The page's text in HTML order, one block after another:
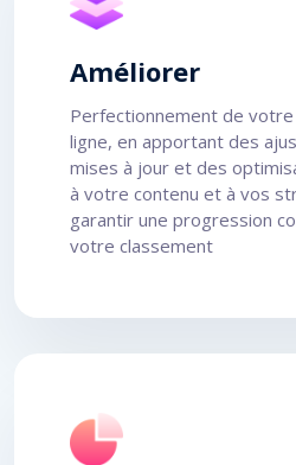
Améliorer
Perfectionnement de
ligne, en apportant des
mises à jour et des
à votre contenu et à vos
garantir une progression
votre classement